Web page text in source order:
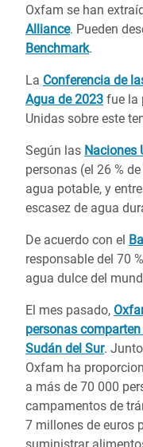
Oxfam se han
Alliance. Pueden
Benchmark.
La Conferencia de
Agua de 2023 fue la
Unidas sobre este
Según las Naciones
personas (el 26 %
agua potable, y
escasez de agua
De acuerdo con el
responsable del 70
agua dulce del
El mes pasado,
personas
Sudán del Sur.
Oxfam ha
a más de 70 000
campamentos de
7 millones de euros